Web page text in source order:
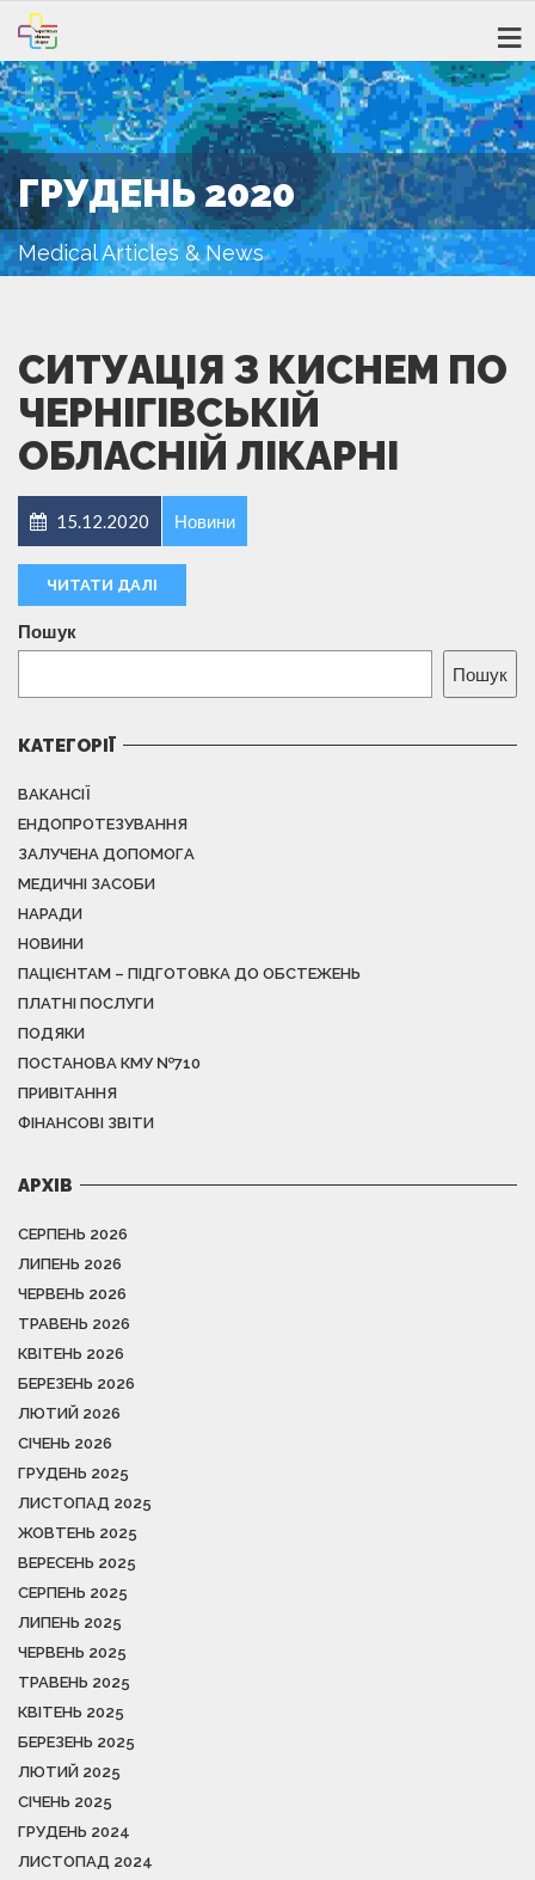
ГРУДЕНЬ 2020
Medical Articles & News
СИТУАЦІЯ З КИСНЕМ ПО
ЧЕРНІГІВСЬКІЙ
ОБЛАСНІЙ ЛІКАРНІ
15.12.2020 Новини
ЧИТАТИ ДАЛІ
Пошук
Пошук
КАТЕГОРІЇ
ВАКАНСІЇ
ЕНДОПРОТЕЗУВАННЯ
ЗАЛУЧЕНА ДОПОМОГА
МЕДИЧНІ ЗАСОБИ
НАРАДИ
НОВИНИ
ПАЦІЄНТАМ – ПІДГОТОВКА ДО ОБСТЕЖЕНЬ
ПЛАТНІ ПОСЛУГИ
ПОДЯКИ
ПОСТАНОВА КМУ №710
ПРИВІТАННЯ
ФІНАНСОВІ ЗВІТИ
АРХІВ
СЕРПЕНЬ 2026
ЛИПЕНЬ 2026
ЧЕРВЕНЬ 2026
ТРАВЕНЬ 2026
КВІТЕНЬ 2026
БЕРЕЗЕНЬ 2026
ЛЮТИЙ 2026
СІЧЕНЬ 2026
ГРУДЕНЬ 2025
ЛИСТОПАД 2025
ЖОВТЕНЬ 2025
ВЕРЕСЕНЬ 2025
СЕРПЕНЬ 2025
ЛИПЕНЬ 2025
ЧЕРВЕНЬ 2025
ТРАВЕНЬ 2025
КВІТЕНЬ 2025
БЕРЕЗЕНЬ 2025
ЛЮТИЙ 2025
СІЧЕНЬ 2025
ГРУДЕНЬ 2024
ЛИСТОПАД 2024